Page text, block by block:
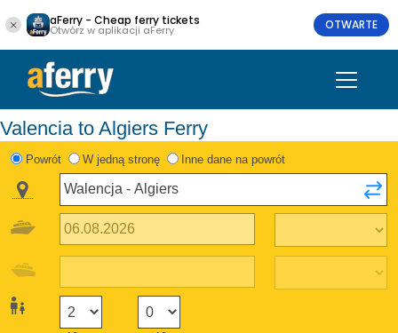
aFerry - Cheap ferry tickets
Otwórz w aplikacji aFerry OTWARTE
Valencia to Algiers Ferry
Powrót W jedną stronę Inne dane na powrót